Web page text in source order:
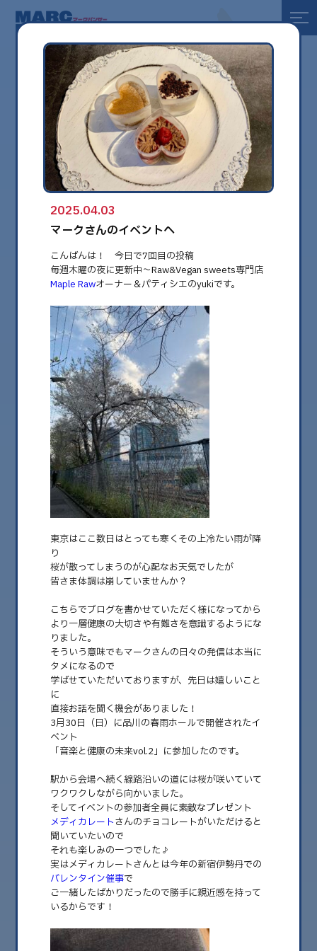
全て
健康
美容
環境
globe
2025.04.03
マークさんのイベントへ
こんばんは！ 今日で7回目の投稿 毎週木曜の夜に更新中〜Raw&Vegan
sweets専門……
2026.08
2026.07
2026.06
2026.05
2026.04
2026.03
2026.02
2026.01
2025.12
2025.11
2025.10
2025.09
2025.04.03
マークさんのイベントへ
こんばんは！ 今日で7回目の投稿
毎週木曜の夜に更新中〜Raw&Vegan sweets専門店
Maple Rawオーナー＆パティシエのyukiです。
東京はここ数日はとっても寒くその上冷たい雨が降
り
桜が散ってしまうのが心配なお天気でしたが
皆さま体調は崩していませんか？
こちらでブログを書かせていただく様になってから
より一層健康の大切さや有難さを意識するようにな
りました。
そういう意味でもマークさんの日々の発信は本当に
タメになるので
学ばせていただいておりますが、先日は嬉しいこと
に
直接お話を聞く機会がありました！
3月30日（日）に品川の春雨ホールで開催されたイ
ベント
「音楽と健康の未来vol.2」に参加したのです。
駅から会場へ続く線路沿いの道には桜が咲いていて
ワクワクしながら向かいました。
そしてイベントの参加者全員に素敵なプレゼント
メディカレートさんのチョコレートがいただけると
聞いていたいので
それも楽しみの一つでした♪
実はメディカレートさんとは今年の新宿伊勢丹での
バレンタイン催事で
ご一緒したばかりだったので勝手に親近感を持って
いるからです！